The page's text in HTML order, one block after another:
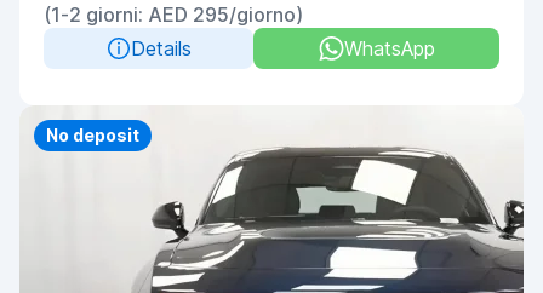
(1-2 giorni: AED 295/giorno)
Details
WhatsApp
Priority
No deposit